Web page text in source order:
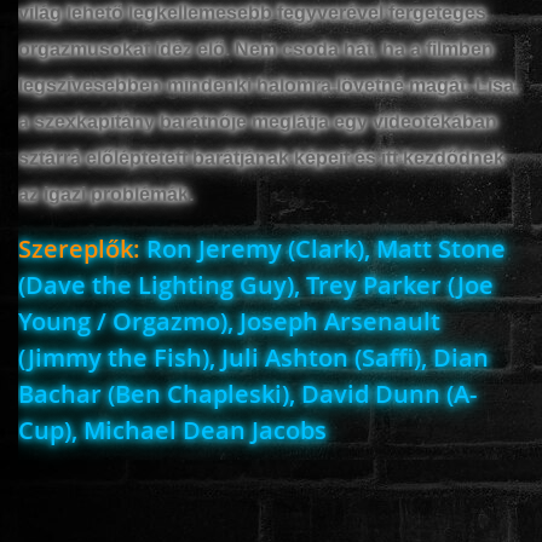
világ lehető legkellemesebb fegyverével fergeteges
orgazmusokat idéz elő. Nem csoda hát, ha a filmben
legszívesebben mindenki halomra lövetné magát. Lisa,
a szexkapitány barátnője meglátja egy videotékában
sztárrá előléptetett barátjának képeit és itt kezdődnek
az igazi problémák.
Szereplők:Ron Jeremy (Clark), Matt Stone
(Dave the Lighting Guy), Trey Parker (Joe
Young / Orgazmo), Joseph Arsenault
(Jimmy the Fish), Juli Ashton (Saffi), Dian
Bachar (Ben Chapleski), David Dunn (A-
Cup), Michael Dean Jacobs